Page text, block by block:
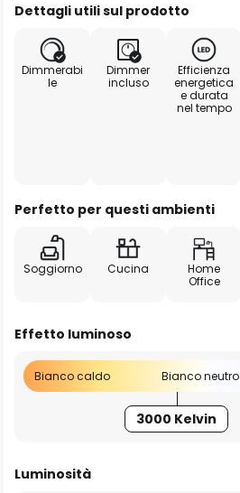
Dettagli utili sul prodotto
Dimmerabi
le
Dimmer
incluso
Efficienza
energetica
e durata
nel tempo
Perfetto per questi ambienti
Soggiorno Cucina
Home
Office
Effetto luminoso
Bianco caldo Bianco neutro
3000 Kelvin
Luminosità